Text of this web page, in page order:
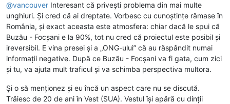
@vancouver Interesant că privești problema din mai multe
unghiuri. Și cred că ai dreptate. Vorbesc cu cunoștințe rămase în
România, și exact aceasta este atmosfera: chiar dacă le spui că
Buzău - Focșani e la 90%, tot nu cred că proiectul este posibil și
ireversibil. E vina presei și a „ONG-ului” că au răspândit numai
informații negative. După ce Buzău - Focșani va fi gata, cum zici
și tu, va ajuta mult traficul și va schimba perspectiva multora.
Și o să menționez și eu încă un aspect care nu se discută.
Trăiesc de 20 de ani în Vest (SUA). Vestul își apără cu dinții